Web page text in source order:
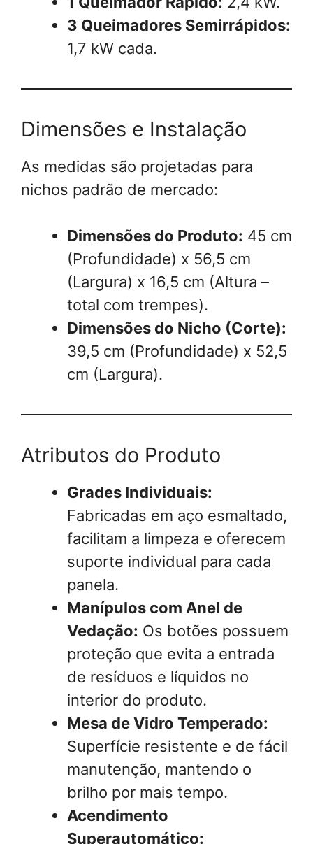
3 Queimadores Semirrápidos:
1,7 kW cada.
Dimensões e Instalação
As medidas são projetadas para
nichos padrão de mercado:
Dimensões do Produto: 45 cm
(Profundidade) x 56,5 cm
(Largura) x 16,5 cm (Altura –
total com trempes).
Dimensões do Nicho (Corte):
39,5 cm (Profundidade) x 52,5
cm (Largura).
Atributos do Produto
Grades Individuais:
Fabricadas em aço esmaltado,
facilitam a limpeza e oferecem
suporte individual para cada
panela.
Manípulos com Anel de
Vedação: Os botões possuem
proteção que evita a entrada
de resíduos e líquidos no
interior do produto.
Mesa de Vidro Temperado:
Superfície resistente e de fácil
manutenção, mantendo o
brilho por mais tempo.
Acendimento
Superautomático: